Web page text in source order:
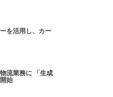
を活用し、カー
流業務に 「生成
始